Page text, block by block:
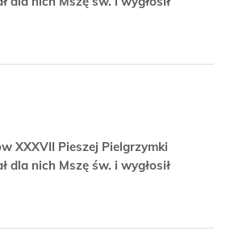
XXXVII Pieszej Pielgrzymki
dla nich Mszę św. i wygłosił